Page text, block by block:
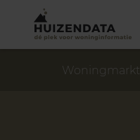
Woningmarkt